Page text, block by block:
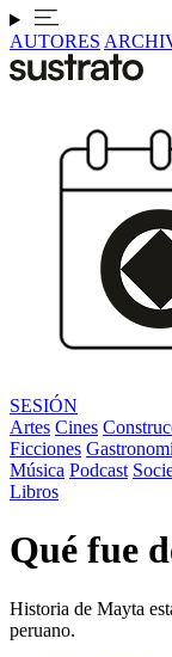
AUTORES
SESIÓN
Artes Cines
Ficciones
Música Podcast
Libros
Qué fue
Historia de Mayta
peruano.